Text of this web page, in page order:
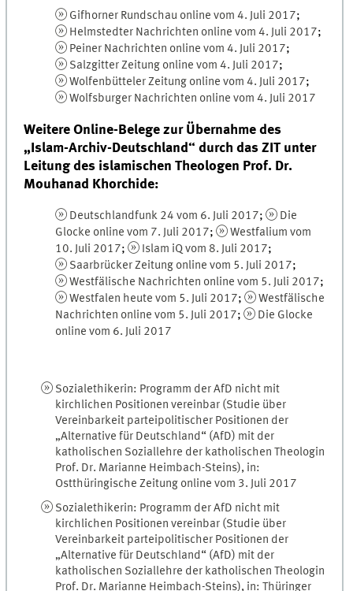
Gifhorner Rundschau online vom 4. Juli 2017;
Helmstedter Nachrichten online vom 4. Juli 2017;
Peiner Nachrichten online vom 4. Juli 2017;
Salzgitter Zeitung online vom 4. Juli 2017;
Wolfenbütteler Zeitung online vom 4. Juli 2017;
Wolfsburger Nachrichten online vom 4. Juli 2017
Weitere Online-Belege zur Übernahme des
„Islam-Archiv-Deutschland“ durch das ZIT unter
Leitung des islamischen Theologen Prof. Dr.
Mouhanad Khorchide:
Deutschlandfunk 24 vom 6. Juli 2017;
Die
Glocke online vom 7. Juli 2017;
Westfalium vom
10. Juli 2017; Islam iQ vom 8. Juli 2017;
Saarbrücker Zeitung online vom 5. Juli 2017;
Westfälische Nachrichten online vom 5. Juli 2017;
Westfalen heute vom 5. Juli 2017;
Westfälische
Nachrichten online vom 5. Juli 2017;
Die Glocke
online vom 6. Juli 2017
Sozialethikerin: Programm der AfD nicht mit
kirchlichen Positionen vereinbar (Studie über
Vereinbarkeit parteipolitischer Positionen der
„Alternative für Deutschland“ (AfD) mit der
katholischen Soziallehre der katholischen Theologin
Prof. Dr. Marianne Heimbach-Steins), in:
Ostthüringische Zeitung online vom 3. Juli 2017
Sozialethikerin: Programm der AfD nicht mit
kirchlichen Positionen vereinbar (Studie über
Vereinbarkeit parteipolitischer Positionen der
„Alternative für Deutschland“ (AfD) mit der
katholischen Soziallehre der katholischen Theologin
Prof. Dr. Marianne Heimbach-Steins), in: Thüringer